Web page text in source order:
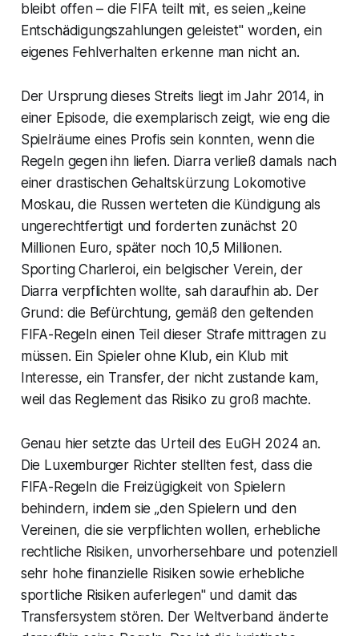
bleibt offen – die FIFA teilt mit, es seien „keine
Entschädigungszahlungen geleistet" worden, ein
eigenes Fehlverhalten erkenne man nicht an.
Der Ursprung dieses Streits liegt im Jahr 2014, in
einer Episode, die exemplarisch zeigt, wie eng die
Spielräume eines Profis sein konnten, wenn die
Regeln gegen ihn liefen. Diarra verließ damals nach
einer drastischen Gehaltskürzung Lokomotive
Moskau, die Russen werteten die Kündigung als
ungerechtfertigt und forderten zunächst 20
Millionen Euro, später noch 10,5 Millionen.
Sporting Charleroi, ein belgischer Verein, der
Diarra verpflichten wollte, sah daraufhin ab. Der
Grund: die Befürchtung, gemäß den geltenden
FIFA-Regeln einen Teil dieser Strafe mittragen zu
müssen. Ein Spieler ohne Klub, ein Klub mit
Interesse, ein Transfer, der nicht zustande kam,
weil das Reglement das Risiko zu groß machte.
Genau hier setzte das Urteil des EuGH 2024 an.
Die Luxemburger Richter stellten fest, dass die
FIFA-Regeln die Freizügigkeit von Spielern
behindern, indem sie „den Spielern und den
Vereinen, die sie verpflichten wollen, erhebliche
rechtliche Risiken, unvorhersehbare und potenziell
sehr hohe finanzielle Risiken sowie erhebliche
sportliche Risiken auferlegen" und damit das
Transfersystem stören. Der Weltverband änderte